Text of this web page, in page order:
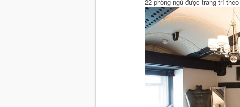
22 phòng ngủ được trang trí